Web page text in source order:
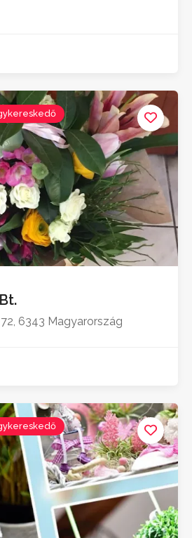
72, 6343 Magyarország